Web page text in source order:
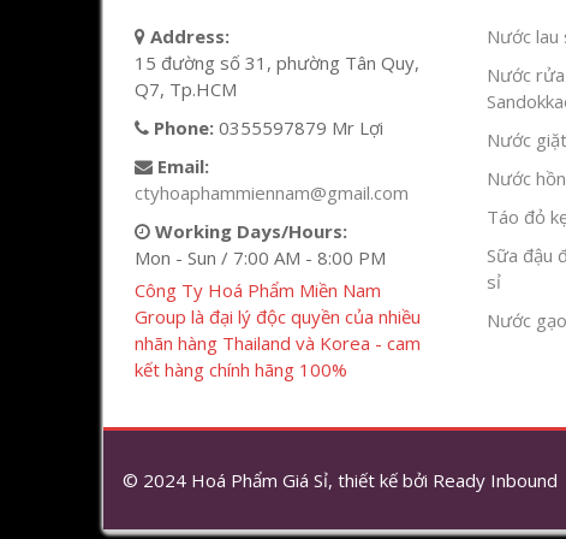
Address:
15 đường số 31, phường Tân Quy,
Q7, Tp.HCM
Phone: 0355597879 Mr Lợi
Email:
ctyhoaphammiennam@gmail.com
Working Days/Hours:
Mon - Sun / 7:00 AM - 8:00 PM
Công Ty Hoá Phẩm Miền Nam
Group là đại lý độc quyền của nhiều
nhãn hàng Thailand và Korea - cam
kết hàng chính hãng 100%
Nước lau
Nước
Nước
Nước
Táo đỏ
Sữa đậu
sỉ
Nước
© 2024 Hoá Phẩm Giá Sỉ, thiết kế bởi Ready Inbound